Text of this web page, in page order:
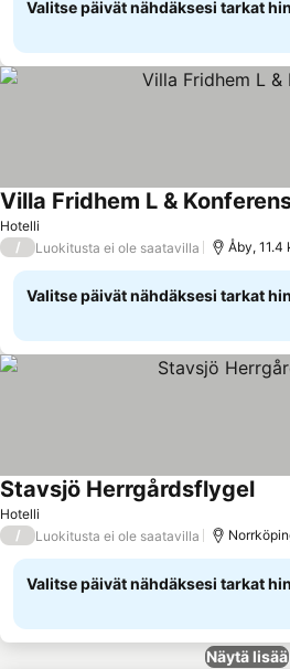
Valitse päivät nähdäksesi tarkat
Hotelli
Villa Fridhem L &
/ Luokitusta ei ole saatavilla Åby, 11.4
Valitse päivät nähdäksesi tarkat
Hotelli
Stavsjö Herrgårdsflygel
/ Luokitusta ei ole saatavilla
Valitse päivät nähdäksesi tarkat
Näytä lisää